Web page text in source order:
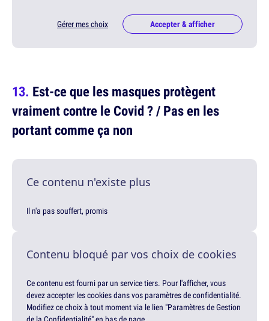
Gérer mes choix Accepter & afficher
Est-ce que les masques protègent
vraiment contre le Covid ? / Pas en les
portant comme ça non
Ce contenu n'existe plus
Il n'a pas souffert, promis
Contenu bloqué par vos choix de cookies
Ce contenu est fourni par un service tiers. Pour l'afficher, vous
devez accepter les cookies dans vos paramètres de confidentialité.
Modifiez ce choix à tout moment via le lien "Paramètres de Gestion